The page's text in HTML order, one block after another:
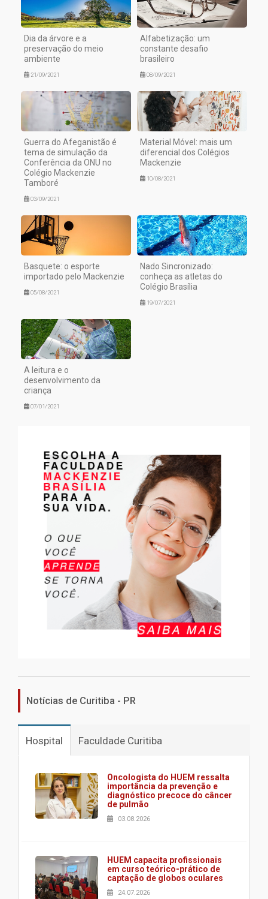
Dia da árvore e a
preservação do meio
ambiente
21/09/2021
Alfabetização: um
constante desafio
brasileiro
08/09/2021
Guerra do Afeganistão é
tema de simulação da
Conferência da ONU no
Colégio Mackenzie
Tamboré
03/09/2021
Material Móvel: mais um
diferencial dos Colégios
Mackenzie
10/08/2021
Basquete: o esporte
importado pelo Mackenzie
05/08/2021
Nado Sincronizado:
conheça as atletas do
Colégio Brasília
19/07/2021
A leitura e o
desenvolvimento da
criança
07/01/2021
Notícias de Curitiba - PR
Hospital Faculdade Curitiba
Oncologista do HUEM ressalta
importância da prevenção e
diagnóstico precoce do câncer
de pulmão
03.08.2026
HUEM capacita profissionais
em curso teórico-prático de
captação de globos oculares
24.07.2026